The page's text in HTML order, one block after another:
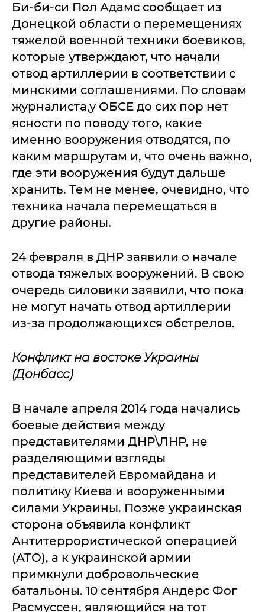
Би-би-си Пол Адамс сообщает из
Донецкой области о перемещениях
тяжелой военной техники боевиков,
которые утверждают, что начали
отвод артиллерии в соответствии с
минскими соглашениями. По словам
журналиста,у ОБСЕ до сих пор нет
ясности по поводу того, какие
именно вооружения отводятся, по
каким маршрутам и, что очень важно,
где эти вооружения будут дальше
хранить. Тем не менее, очевидно, что
техника начала перемещаться в
другие районы.
24 февраля в ДНР заявили о начале
отвода тяжелых вооружений. В свою
очередь силовики заявили, что пока
не могут начать отвод артиллерии
из-за продолжающихся обстрелов.
Конфликт на востоке Украины
(Донбасс)
В начале апреля 2014 года начались
боевые действия между
представителями ДНР\ЛНР, не
разделяющими взгляды
представителей Евромайдана и
политику Киева и вооруженными
силами Украины. Позже украинская
сторона объявила конфликт
Антитеррористической операцией
(АТО), а к украинской армии
примкнули добровольческие
батальоны. 10 сентября Андерс Фог
Расмуссен, являющийся на тот